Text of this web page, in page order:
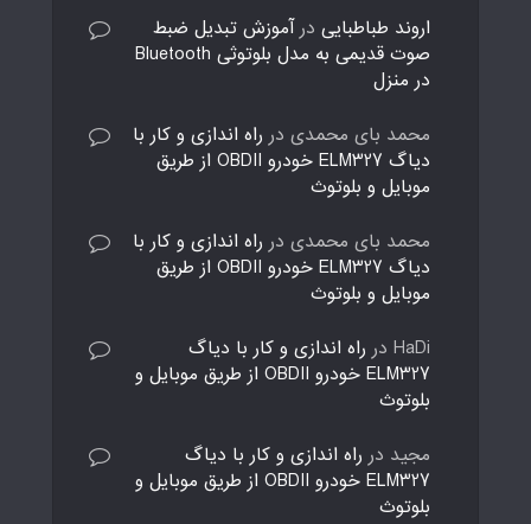
اروند طباطبایی درآموزش تبدیل ضبط
صوت قدیمی به مدل بلوتوثی Bluetooth
در منزل
محمد بای محمدی در راه اندازی و کار با
دیاگ ELM327 خودرو OBDII از طریق
موبایل و بلوتوث
محمد بای محمدی در راه اندازی و کار با
دیاگ ELM327 خودرو OBDII از طریق
موبایل و بلوتوث
HaDi در راه اندازی و کار با دیاگ
ELM327 خودرو OBDII از طریق موبایل و
بلوتوث
مجید در راه اندازی و کار با دیاگ
ELM327 خودرو OBDII از طریق موبایل و
بلوتوث